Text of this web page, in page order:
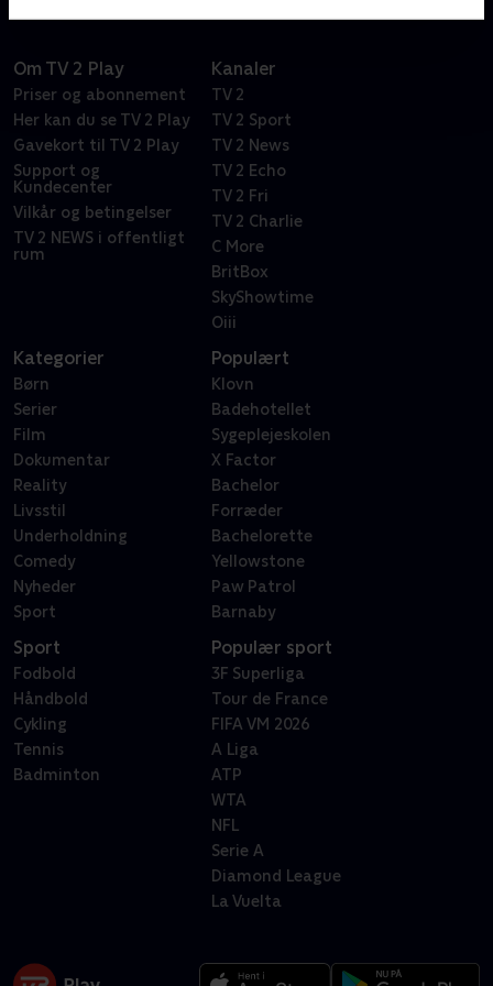
Om TV 2 Play
Priser og abonnement
Her kan du se TV 2 Play
Gavekort til TV 2 Play
Support og
Kundecenter
Vilkår og betingelser
TV 2 NEWS i offentligt
rum
Kanaler
TV 2
TV 2 Sport
TV 2 News
TV 2 Echo
TV 2 Fri
TV 2 Charlie
C More
BritBox
SkyShowtime
Oiii
Kategorier
Børn
Serier
Film
Dokumentar
Reality
Livsstil
Underholdning
Comedy
Nyheder
Sport
Populært
Klovn
Badehotellet
Sygeplejeskolen
X Factor
Bachelor
Forræder
Bachelorette
Yellowstone
Paw Patrol
Barnaby
Sport
Fodbold
Håndbold
Cykling
Tennis
Badminton
Populær sport
3F Superliga
Tour de France
FIFA VM 2026
A Liga
ATP
WTA
NFL
Serie A
Diamond League
La Vuelta